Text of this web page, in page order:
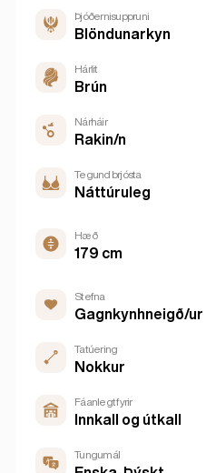
Þjóðernisuppruni
Blöndunarkyn
Hárlit
Brún
Nárháir
Rakin/n
Tegund brjósta
Náttúruleg
Hæð
179 cm
Stefna
Gagnkynhneigð/ur
Tatúering
Nokkur
Fáanlegt fyrir
Innkall og útkall
Tungumál